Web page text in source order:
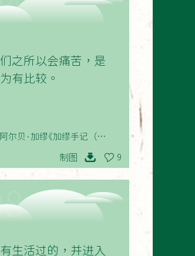
之所以会痛苦，是
有比较。
阿尔贝·加缪《加缪手记（第一
卷）》
制图 9
生活过的，并进入